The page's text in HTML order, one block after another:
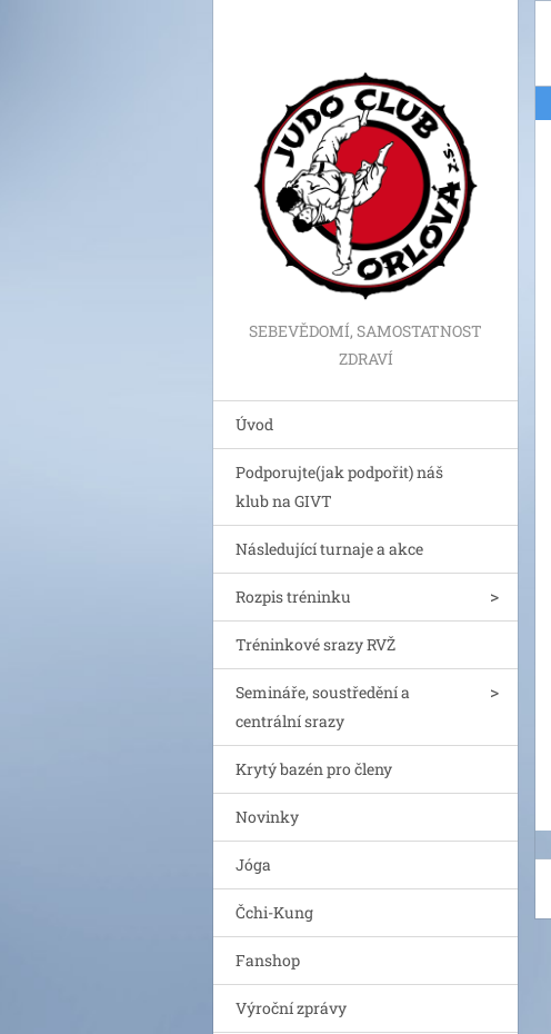
SEBEVĚDOMÍ, SAMOSTATNOST
ZDRAVÍ
Úvod
Podporujte(jak podpořit) náš
klub na GIVT
Následující turnaje a akce
Rozpis tréninku
Tréninkové srazy RVŽ
Semináře, soustředění a
centrální srazy
Krytý bazén pro členy
Novinky
Jóga
Čchi-Kung
Fanshop
Výroční zprávy